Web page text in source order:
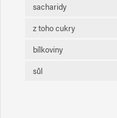
sacharidy
z toho cukry
bílkoviny
sůl